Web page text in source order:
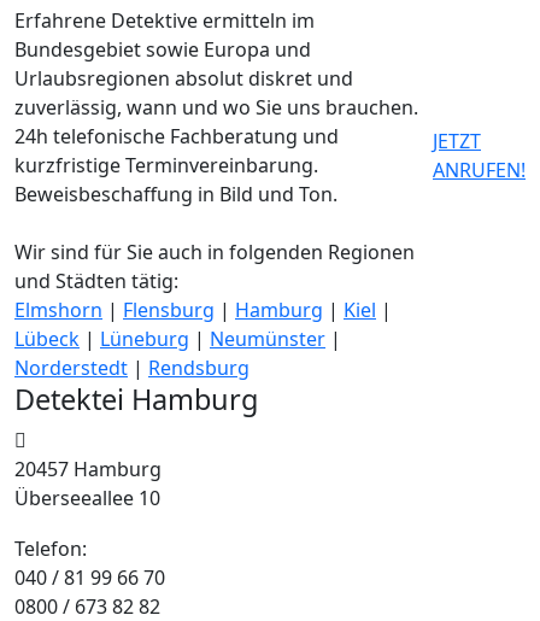
Erfahrene Detektive ermitteln im
Bundesgebiet sowie Europa und
Urlaubsregionen absolut diskret und
zuverlässig, wann und wo Sie uns brauchen.
24h telefonische Fachberatung und
kurzfristige Terminvereinbarung.
Beweisbeschaffung in Bild und Ton.
Wir sind für Sie auch in folgenden Regionen
und Städten tätig:
Elmshorn | Flensburg | Hamburg | Kiel |
Lübeck | Lüneburg | Neumünster |
Norderstedt | Rendsburg
JETZT
ANRUFEN!
Detektei Hamburg
20457 Hamburg
Überseeallee 10
Telefon:
040 / 81 99 66 70
0800 / 673 82 82